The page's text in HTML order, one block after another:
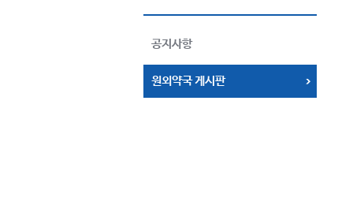
공지사항
원외약국 게시판